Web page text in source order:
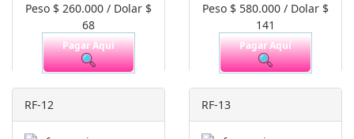
Peso $ 260.000 / Dolar $
68
Pagar Aquí
Peso $ 580.000 / Dolar $
141
Pagar Aquí
RF-12 RF-13